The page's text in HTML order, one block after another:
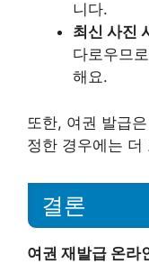
니다.
최신 사진
다로우므
해요.
또한, 여권 발급
정한 경우에는 더
결론
여권 재발급 온라